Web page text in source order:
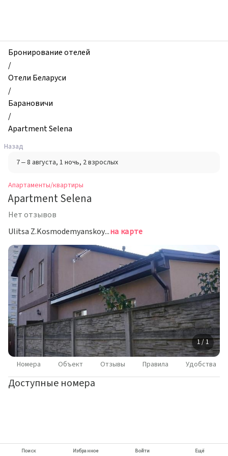
и
квартиры,
Apartment
Selena,
Барановичи,
Беларусь
Бронирование отелей
/
Отели Беларуси
/
Барановичи
/
Apartment Selena
Назад
7 – 8 августа, 1 ночь, 2 взрослых
Апартаменты/квартиры
Apartment Selena
Нет отзывов
Ulitsa Z.Kosmodemyanskoy 48, 225415 Baranavichy, Belarus, Барановичина карте
1 / 1
Номера Объект Отзывы Правила Удобства
Доступные номера
Поиск Избранное Войти Ещё